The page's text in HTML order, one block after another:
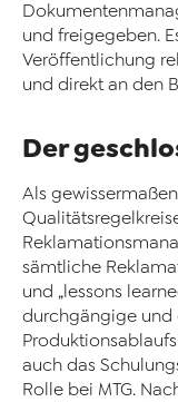
und freigegeben.
Veröffentlichung
und direkt an den
Der
Als
sämtliche
und „lessons
durchgängige und
auch das
Rolle bei MTG.